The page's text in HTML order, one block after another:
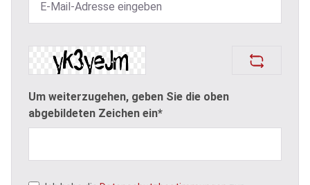
Um weiterzugehen, geben Sie die oben
abgebildeten Zeichen ein*